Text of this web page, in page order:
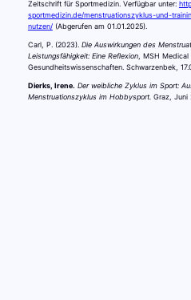
Zeitschrift für Sportmedizin. Verfügbar unter:
sportmedizin.de/menstruationszyklus-und-
nutzen/(Abgerufen am 01.01.2025).
Carl, P. (2023). Die Auswirkungen des
Leistungsfähigkeit: Eine Reflexion, MSH Medical
Gesundheitswissenschaften. Schwarzenbek,
Dierks, Irene. Der weibliche Zyklus im Sport:
Menstruationszyklus im Hobbysport.Graz, Juni